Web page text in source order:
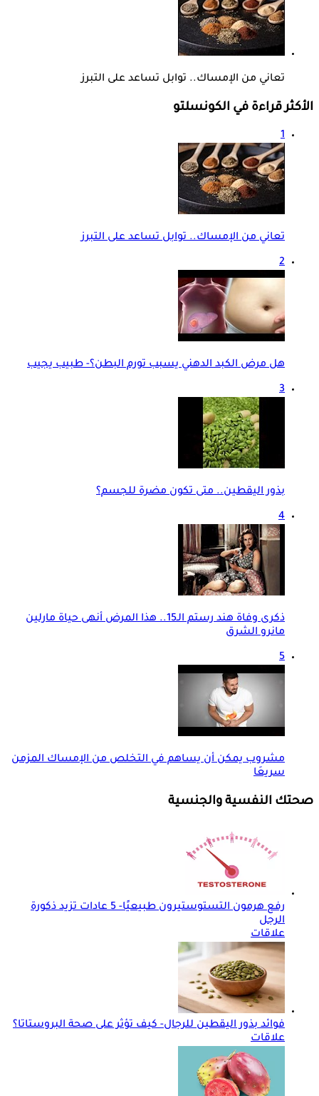
تعاني من الإمساك.. توابل تساعد على التبرز
الأكثر قراءة في الكونسلتو
1
تعاني من الإمساك.. توابل تساعد على التبرز
2
هل مرض الكبد الدهني يسبب تورم البطن؟- طبيب يجيب
3
بذور اليقطين.. متى تكون مضرة للجسم؟
4
ذكرى وفاة هند رستم الـ15.. هذا المرض أنهى حياة مارلين
مانرو الشرق
5
مشروب يمكن أن يساهم في التخلص من الإمساك المزمن
سريعَا
صحتك النفسية والجنسية
رفع هرمون التستوستيرون طبيعيًا- 5 عادات تزيد ذكورة
الرجل
علاقات
فوائد بذور اليقطين للرجال- كيف تؤثر على صحة البروستاتا؟
علاقات